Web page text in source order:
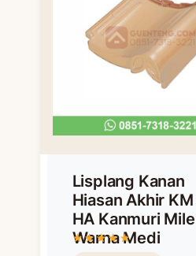
Lisplang Kanan
Hiasan Akhir
HA Kanmuri
Warna Medi